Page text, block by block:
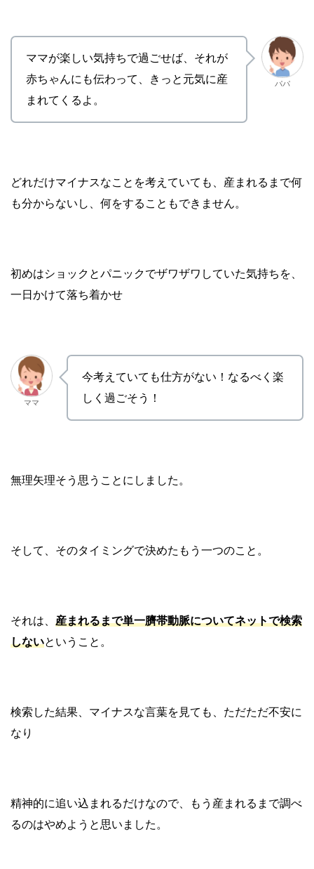
ママが楽しい気持ちで過ごせば、それが
赤ちゃんにも伝わって、きっと元気に産
まれてくるよ。
パパ
どれだけマイナスなことを考えていても、産まれるまで何
も分からないし、何をすることもできません。
初めはショックとパニックでザワザワしていた気持ちを、
一日かけて落ち着かせ
ママ
今考えていても仕方がない！なるべく楽
しく過ごそう！
無理矢理そう思うことにしました。
そして、そのタイミングで決めたもう一つのこと。
それは、 産まれるまで単一臍帯動脈についてネットで検索
しないということ。
検索した結果、マイナスな言葉を見ても、ただただ不安に
なり
精神的に追い込まれるだけなので、もう産まれるまで調べ
るのはやめようと思いました。